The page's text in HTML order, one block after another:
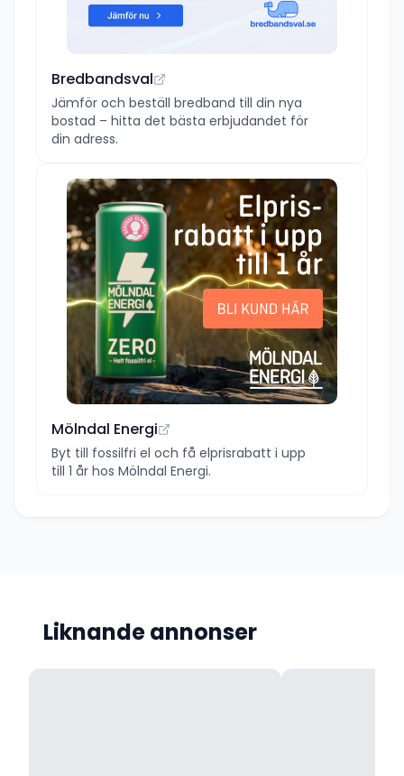
Bredbandsval
Jämför och beställ bredband till din nya
bostad – hitta det bästa erbjudandet för
din adress.
Mölndal Energi
Byt till fossilfri el och få elprisrabatt i upp
till 1 år hos Mölndal Energi.
Liknande annonser